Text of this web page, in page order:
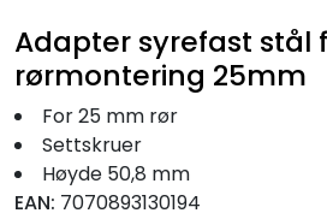
Adapter syrefast stål
rørmontering 25mm
For 25 mm rør
Settskruer
Høyde 50,8 mm
EAN: 7070893130194
Seil
Nyheter